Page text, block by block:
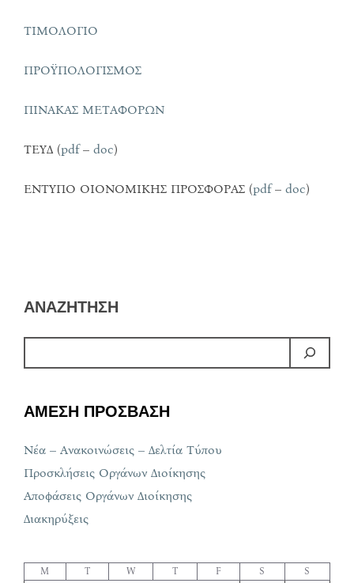
ΤΙΜΟΛΟΓΙΟ
ΠΡΟΫΠΟΛΟΓΙΣΜΟΣ
ΠΙΝΑΚΑΣ ΜΕΤΑΦΟΡΩΝ
ΤΕΥΔ (pdf– doc)
ΕΝΤΥΠΟ ΟΙΟΝΟΜΙΚΗΣ ΠΡΟΣΦΟΡΑΣ (pdf– doc)
ΑΝΑΖΗΤΗΣΗ
ΑΜΕΣΗ ΠΡΟΣΒΑΣΗ
Νέα – Ανακοινώσεις – Δελτία Τύπου
Προσκλήσεις Οργάνων Διοίκησης
Αποφάσεις Οργάνων Διοίκησης
Διακηρύξεις
M T W T F S S